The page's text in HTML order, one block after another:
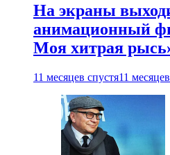
На экраны
анимационный
Моя хитрая
11 месяцев спустя11